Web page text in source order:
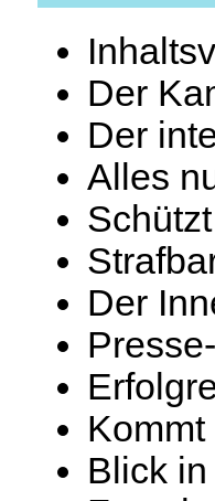
Der
Der
Alles
Der
Blick